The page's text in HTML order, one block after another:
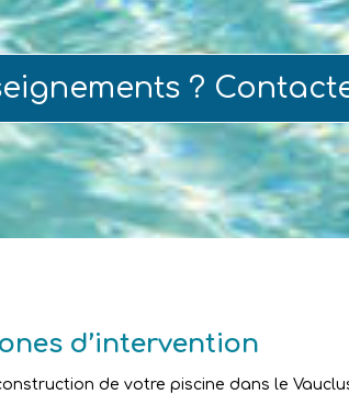
?
d’intervention
de votre piscine dans le